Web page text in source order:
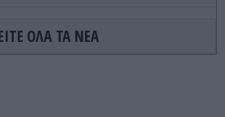
ΚΟΣΜΟΣ 23:11
κληρονομιάς πίσω από το
ΟΛΑ ΤΑ ΝΕΑ